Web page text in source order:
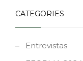
CATEGORIES
Entrevistas